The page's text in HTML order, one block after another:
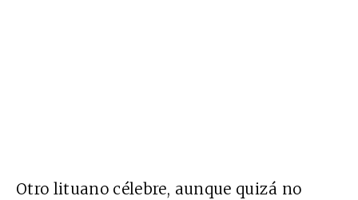
Otro lituano célebre, aunque quizá no